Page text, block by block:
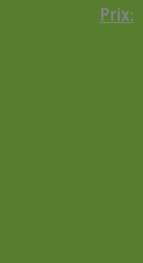
Prix: